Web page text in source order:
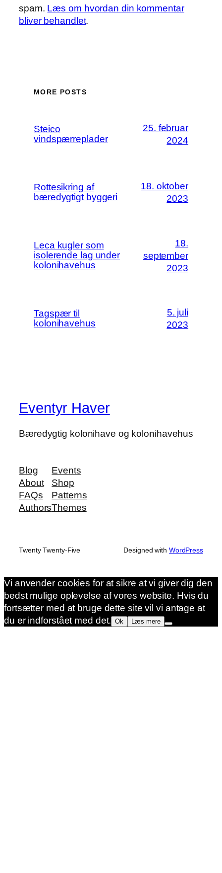
spam. Læs om hvordan din kommentar
bliver behandlet.
MORE POSTS
Steico
vindspærreplader
25. februar
2024
Rottesikring af
bæredygtigt byggeri
18. oktober
2023
Leca kugler som
isolerende lag under
kolonihavehus
18.
september
2023
Tagspær til
kolonihavehus
5. juli
2023
Eventyr Haver
Bæredygtig kolonihave og kolonihavehus
Blog
About
FAQs
Authors
Events
Shop
Patterns
Themes
Twenty Twenty-Five Designed with WordPress
Vi anvender cookies for at sikre at vi giver dig den
bedst mulige oplevelse af vores website. Hvis du
fortsætter med at bruge dette site vil vi antage at
du er indforstået med det. Ok Læs mere